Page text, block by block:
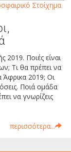
Ποιές είναι
Τι θα πρέπει να
2019; Οι
Ποιά ομάδα
να γνωρίζεις
περισσότερα...
Στοίχημα